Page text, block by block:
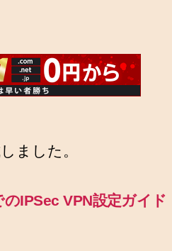
ました。
IPSec VPN設定ガイド